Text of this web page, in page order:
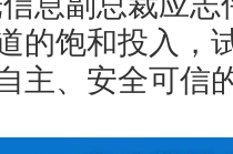
的饱和投入，
主、安全可信